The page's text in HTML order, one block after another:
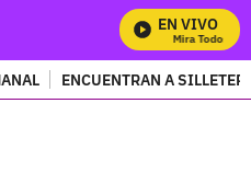
EN VIVO
Mira Todos
ENCUENTRAN A